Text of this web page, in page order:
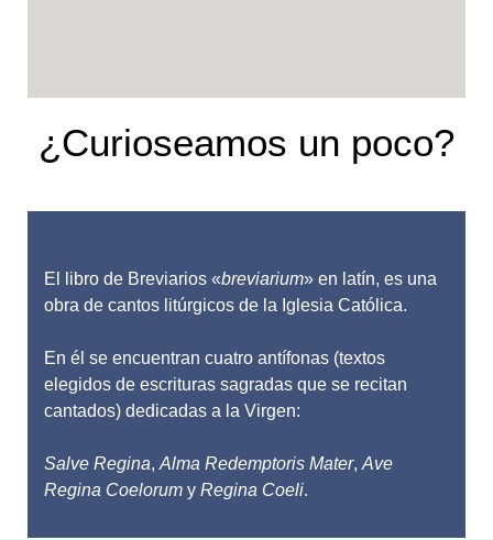
¿Curioseamos un poco?
El libro de Breviarios «breviarium» en latín, es una
obra de cantos litúrgicos de la Iglesia Católica.
En él se encuentran cuatro antífonas (textos
elegidos de escrituras sagradas que se recitan
cantados) dedicadas a la Virgen:
Salve Regina, Alma Redemptoris Mater, Ave
Regina Coelorum y Regina Coeli.